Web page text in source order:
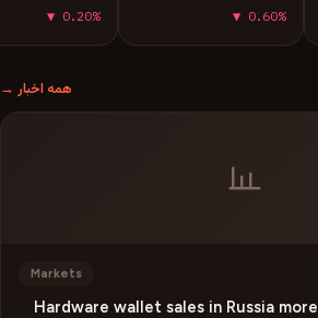
▼ 0.60%
▼ 0.20%
همه اخبار →
Markets
Hardware wallet sales in Russia